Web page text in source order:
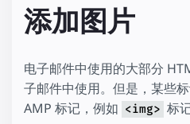
添加图片
电子邮件中使用的大部分
子邮件中使用。但是，某些
AMP 标记，例如 <img> 标